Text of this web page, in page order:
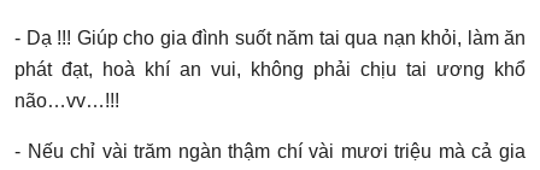
- Dạ !!! Giúp cho gia đình suốt năm tai qua nạn khỏi, làm ăn
phát đạt, hoà khí an vui, không phải chịu tai ương khổ
não…vv…!!!
- Nếu chỉ vài trăm ngàn thậm chí vài mươi triệu mà cả gia